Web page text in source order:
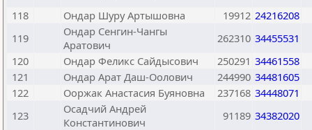
118
Ондар Шуру Артышовна 19912 24216208
119
Ондар Сенгин-Чангы
Аратович
262310 34455531
120
Ондар Феликс Сайдысович 250291 34461558
121
Ондар Арат Даш-Оолович 244990 34481605
122
Ооржак Анастасия Буяновна 237168 34448071
123
Осадчий Андрей
Константинович
91189 34382020